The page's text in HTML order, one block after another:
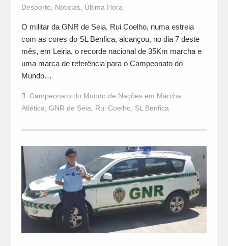
Desporto, Noticias, Última Hora
O militar da GNR de Seia, Rui Coelho, numa estreia
com as cores do SL Benfica, alcançou, no dia 7 deste
mês, em Leiria, o recorde nacional de 35Km marcha e
uma marca de referência para o Campeonato do
Mundo…
Campeonato do Mundo de Nações em Marcha
Atlética, GNR de Seia, Rui Coelho, SL Benfica